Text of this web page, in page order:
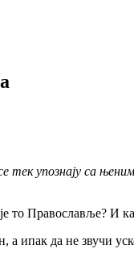
тек упознају са
Православље? И
ипак да не звучи